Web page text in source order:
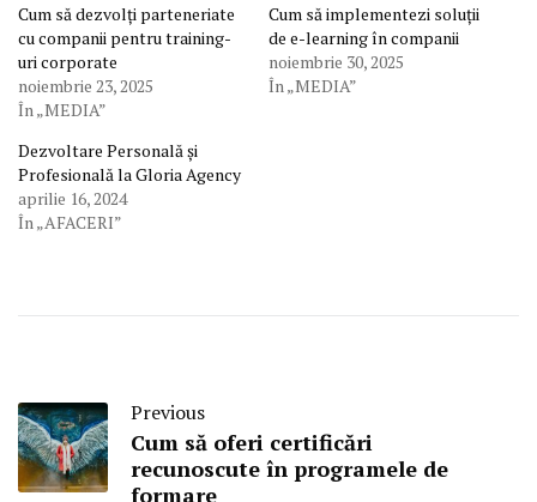
Cum să dezvolți parteneriate
cu companii pentru training-
uri corporate
noiembrie 23, 2025
În „MEDIA”
Cum să implementezi soluții
de e-learning în companii
noiembrie 30, 2025
În „MEDIA”
Dezvoltare Personală și
Profesională la Gloria Agency
aprilie 16, 2024
În „AFACERI”
Previous
Cum să oferi certificări
recunoscute în programele de
formare